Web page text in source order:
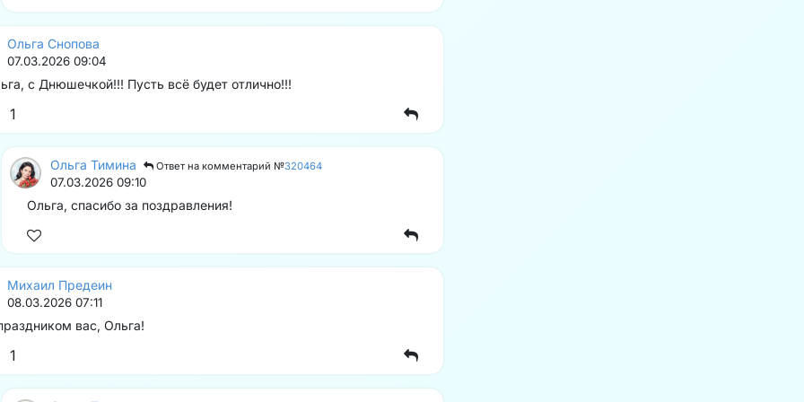
Ольга Снопова
07.03.2026 09:04
с Днюшечкой!!! Пусть всё будет отлично!!!
1
Ольга Тимина Ответ на комментарий №320464
07.03.2026 09:10
Ольга, спасибо за поздравления!
Михаил Предеин
08.03.2026 07:11
вас, Ольга!
1